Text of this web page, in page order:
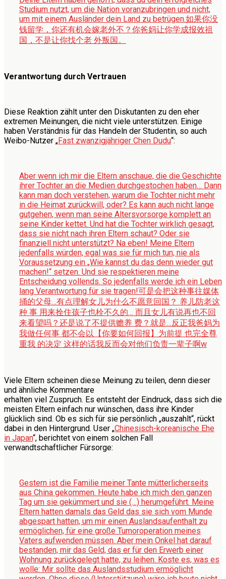
Studium nutzt, um die Nation voranzubringen und nicht,
um mit einem Ausländer dein Land zu betrügen.如果你没
钱留学，你还有机会嫁老外不？你爸妈让你学成报效祖
国，不是让你找个老 外叛国。
Verantwortung durch Vertrauen
Diese Reaktion zählt unter den Diskutanten zu den eher
extremen Meinungen, die nicht viele unterstützen. Einige
haben Verständnis für das Handeln der Studentin, so auch
Weibo-Nutzer „Fast zwanzigjähriger Chen Dudu“:
Aber wenn ich mir die Eltern anschaue, die die Geschichte
ihrer Tochter an die Medien durchgestochen haben… Dann
kann man doch verstehen, warum die Tochter nicht mehr
in die Heimat zurückwill, oder? Es kann auch nicht lange
gutgehen, wenn man seine Altersvorsorge komplett an
seine Kinder kettet. Und hat die Tochter wirklich gesagt,
dass sie nicht nach ihren Eltern schaut? Oder sie
finanziell nicht unterstützt? Na eben! Meine Eltern
jedenfalls würden, egal was sie für mich tun, nie als
Voraussetzung ein „Wie kannst du das denn wieder gut
machen!“ setzen. Und sie respektieren meine
Entscheidung vollends. So jedenfalls werde ich ein Leben
lang Verantwortung für sie tragen!可是会把这种事往媒体
捅的父母…有点理解女儿为什么不愿意回国？ 养儿防老这
种 事 用来拴住孩子也栓不久的… 而且女儿有说再也不回
来看望吗？还是说了不提供赡养 费？就是…反正我爸妈为
我做任何事 都不会以【你要如何回报】为前提 也完全尊
重我 的决定 这样的话我反而会对他们负责一辈子啊w
Viele Eltern scheinen diese Meinung zu teilen, denn dieser
und ähnliche Kommentare
erhalten viel Zuspruch. Es entsteht der Eindruck, dass sich die
meisten Eltern einfach nur wünschen, dass ihre Kinder
glücklich sind. Ob es sich für sie persönlich „auszahlt“, rückt
dabei in den Hintergrund. User „Chinesisch-koreanische Ehe
in Japan“, berichtet von einem solchen Fall
verwandtschaftlicher Fürsorge:
Gestern ist die Familie meiner Tante mütterlicherseits
aus China gekommen. Heute habe ich mich den ganzen
Tag um sie gekümmert und sie (…) herumgeführt. Meine
Eltern hatten damals das Geld das sie sich vom Munde
abgespart hatten, um mir einen Auslandsaufenthalt zu
ermöglichen, für eine große Tumoroperation meines
Vaters aufwenden müssen. Aber mein Onkel hat darauf
bestanden, mir das Geld, das er für den Erwerb einer
Wohnung zurückgelegt hatte, zu leihen. Koste es, was es
wolle: Mir sollte das Auslandsstudium ermöglicht